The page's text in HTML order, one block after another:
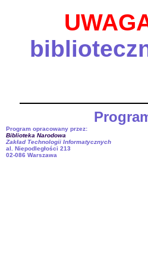
Program opracowany przez:
Biblioteka Narodowa
Zakład Technologii Informatycznych
al. Niepodległości 213
02-086 Warszawa